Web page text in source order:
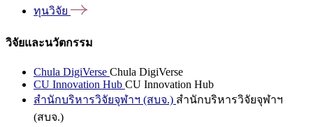
ทุนวิจัย
วิจัยและนวัตกรรม
Chula DigiVerse Chula DigiVerse
CU Innovation Hub CU Innovation Hub
สำนักบริหารวิจัยจุฬาฯ (สบจ.) สำนักบริหารวิจัยจุฬาฯ
(สบจ.)